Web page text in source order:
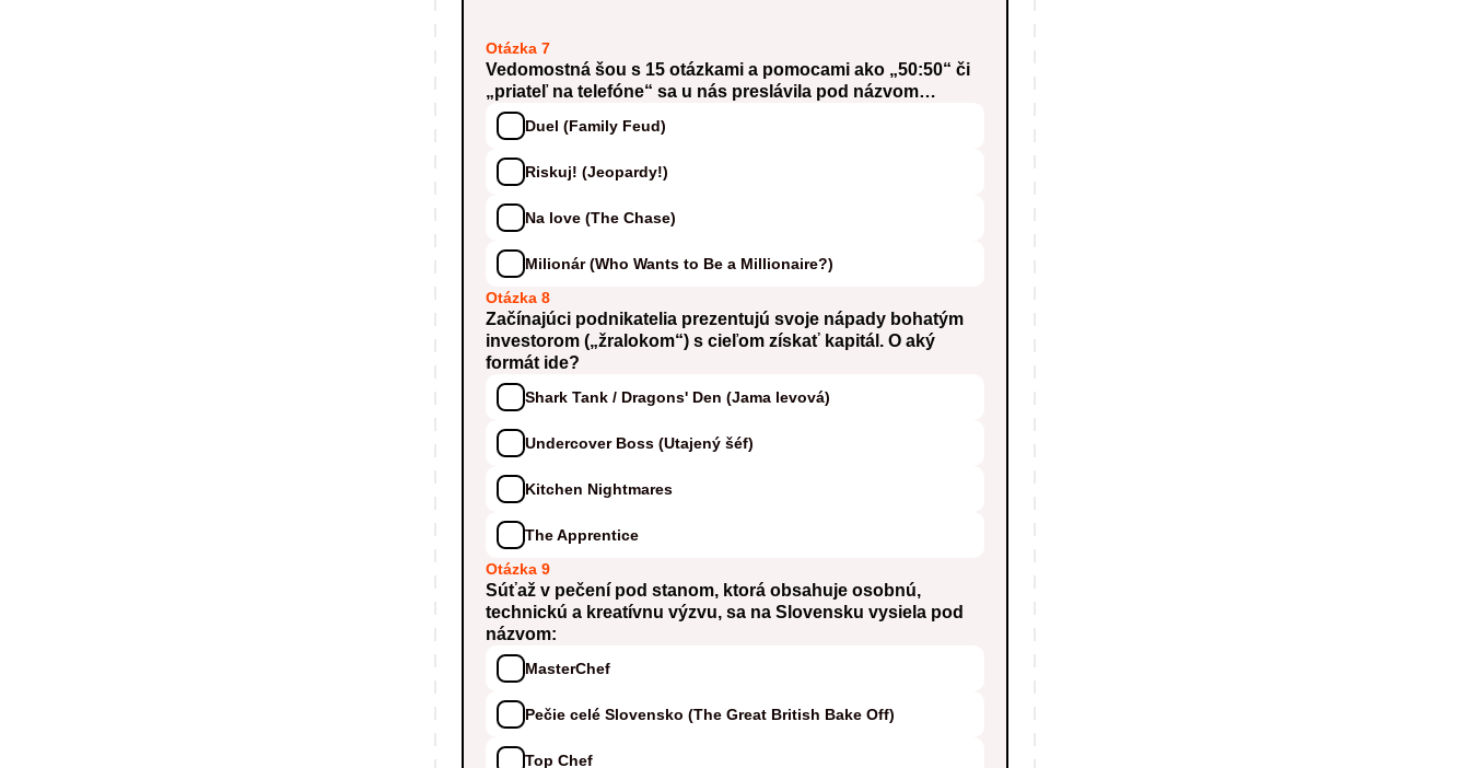
Otázka 7
Vedomostná šou s 15 otázkami a pomocami ako „50:50“ či
„priateľ na telefóne“ sa u nás preslávila pod názvom…
Duel (Family Feud)
Riskuj! (Jeopardy!)
Na love (The Chase)
Milionár (Who Wants to Be a Millionaire?)
Otázka 8
Začínajúci podnikatelia prezentujú svoje nápady bohatým
investorom („žralokom“) s cieľom získať kapitál. O aký
formát ide?
Shark Tank / Dragons' Den (Jama levová)
Undercover Boss (Utajený šéf)
Kitchen Nightmares
The Apprentice
Otázka 9
Súťaž v pečení pod stanom, ktorá obsahuje osobnú,
technickú a kreatívnu výzvu, sa na Slovensku vysiela pod
názvom:
MasterChef
Pečie celé Slovensko (The Great British Bake Off)
Top Chef